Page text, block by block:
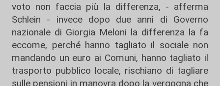
voto non faccia più la differenza, - afferma
Schlein - invece dopo due anni di Governo
nazionale di Giorgia Meloni la differenza la fa
eccome, perché hanno tagliato il sociale non
mandando un euro ai Comuni, hanno tagliato il
trasporto pubblico locale, rischiano di tagliare
sulle pensioni in manovra dopo la vergogna che